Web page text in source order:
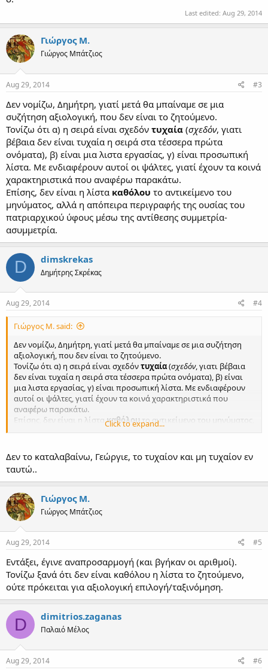
Last edited: Aug 29, 2014
Γιώργος Μ.
Γιώργος Μπάτζιος
Aug 29, 2014 #3
Δεν νομίζω, Δημήτρη, γιατί μετά θα μπαίναμε σε μια
συζήτηση αξιολογική, που δεν είναι το ζητούμενο.
Τονίζω ότι α) η σειρά είναι σχεδόν τυχαία (σχεδόν, γιατι
βέβαια δεν είναι τυχαία η σειρά στα τέσσερα πρώτα
ονόματα), β) είναι μια λιστα εργασίας, γ) είναι προσωπική
λίστα. Με ενδιαφέρουν αυτοί οι ψάλτες, γιατί έχουν τα κοινά
χαρακτηριστικά που αναφέρω παρακάτω.
Επίσης, δεν είναι η λίστα καθόλου το αντικείμενο του
μηνύματος, αλλά η απόπειρα περιγραφής της ουσίας του
πατριαρχικού ύφους μέσω της αντίθεσης συμμετρία-
ασυμμετρία.
D dimskrekas
Δημήτρης Σκρέκας
Aug 29, 2014 #4
Γιώργος Μ. said:
Δεν νομίζω, Δημήτρη, γιατί μετά θα μπαίναμε σε μια συζήτηση
αξιολογική, που δεν είναι το ζητούμενο.
Τονίζω ότι α) η σειρά είναι σχεδόντυχαία(σχεδόν, γιατι βέβαια
δεν είναι τυχαία η σειρά στα τέσσερα πρώτα ονόματα), β) είναι
μια λιστα εργασίας, γ) είναι προσωπική λίστα. Με ενδιαφέρουν
αυτοί οι ψάλτες, γιατί έχουν τα κοινά χαρακτηριστικά που
αναφέρω παρακάτω.
Επίσης, δεν είναι η λίστακαθόλουτο αντικείμενο του μηνύματος,
αλλά η απόπειρα περιγραφής της ουσίας του πατριαρχικού
Click to expand...
Δεν το καταλαβαίνω, Γεώργιε, το τυχαίον και μη τυχαίον εν
ταυτώ..
Γιώργος Μ.
Γιώργος Μπάτζιος
Aug 29, 2014 #5
Εντάξει, έγινε αναπροσαρμογή (και βγήκαν οι αριθμοί).
Τονίζω ξανά ότι δεν είναι καθόλου η λίστα το ζητούμενο,
ούτε πρόκειται για αξιολογική επιλογή/ταξινόμηση.
D dimitrios.zaganas
Παλαιό Μέλος
Aug 29, 2014 #6